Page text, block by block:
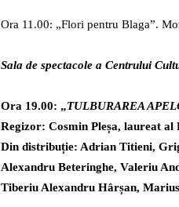
Ora 11.00: „Flori pentru Blaga”.
Sala de spectacole a Centrului
Ora 19.00: „TULBURAREA
Regizor: Cosmin Pleșa, laureat
Din distribuție: Adrian Titieni,
Alexandru Beteringhe, Valeriu
Tiberiu Alexandru Hârșan,